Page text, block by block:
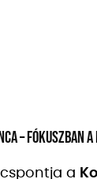
– fókuszban
a